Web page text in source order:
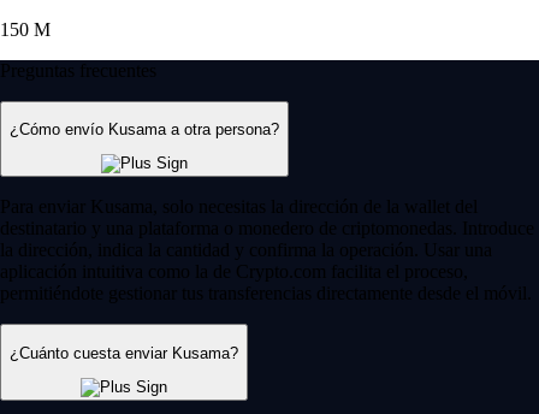
150 M
Preguntas frecuentes
¿Cómo envío Kusama a otra persona?
Para enviar Kusama, solo necesitas la dirección de la wallet del
destinatario y una plataforma o monedero de criptomonedas. Introduce
la dirección, indica la cantidad y confirma la operación. Usar una
aplicación intuitiva como la de Crypto.com facilita el proceso,
permitiéndote gestionar tus transferencias directamente desde el móvil.
¿Cuánto cuesta enviar Kusama?